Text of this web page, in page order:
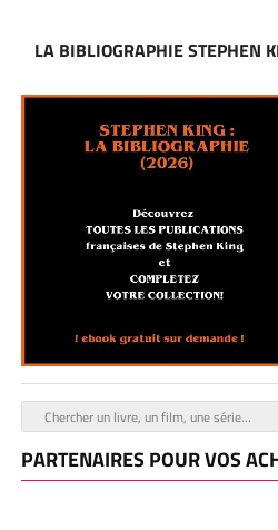
LA BIBLIOGRAPHIE STEPHEN
PARTENAIRES POUR VOS